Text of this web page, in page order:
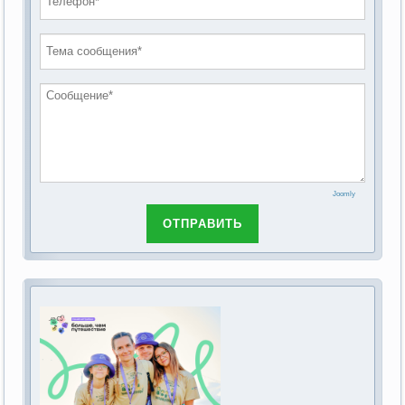
обсуждению Федерального закона Российской
основах социального обслуживания граждан в
2019 год
2018 год
Joomly
ОТПРАВИТЬ